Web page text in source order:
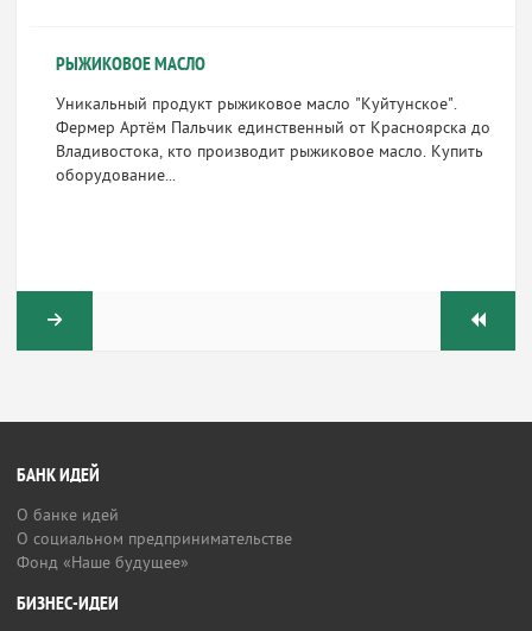
РЫЖИКОВОЕ МАСЛО
Уникальный продукт рыжиковое масло "Куйтунское".
Фермер Артём Пальчик единственный от Красноярска до
Владивостока, кто производит рыжиковое масло. Купить
оборудование...
БАНК ИДЕЙ
О банке идей
О социальном предпринимательстве
Фонд «Наше будущее»
БИЗНЕС-ИДЕИ